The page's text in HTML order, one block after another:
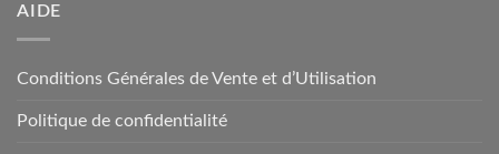
AIDE
Conditions Générales de Vente et d’Utilisation
Politique de confidentialité